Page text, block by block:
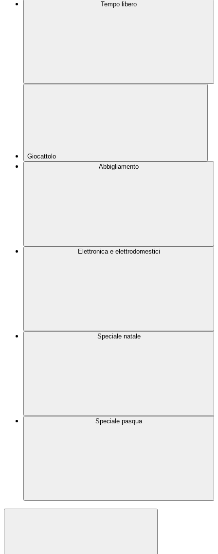
Tempo libero
Giocattolo
Abbigliamento
Elettronica e elettrodomestici
Speciale natale
Speciale pasqua